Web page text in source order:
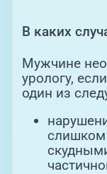
В каких
Мужчине
урологу,
один из
слишком